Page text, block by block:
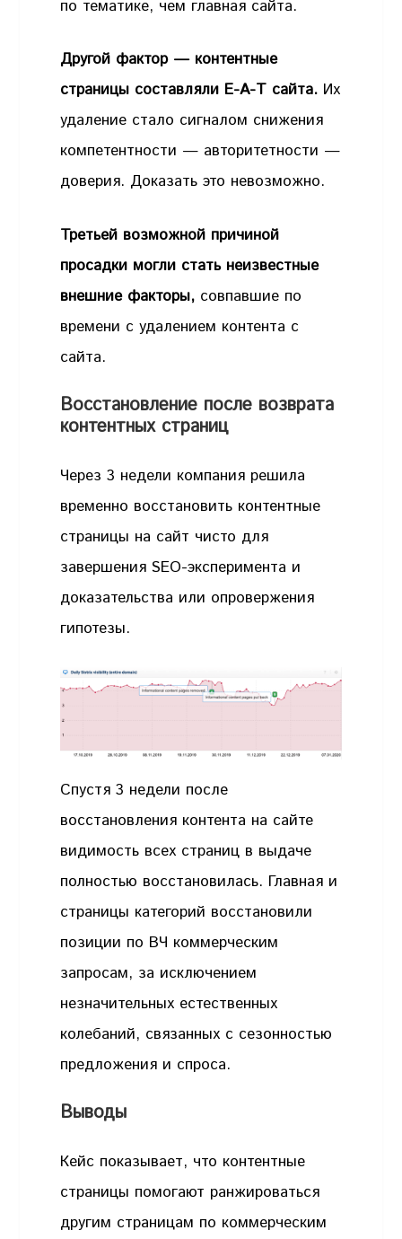
по тематике, чем главная сайта.
Другой фактор — контентные
страницы составляли E-A-T сайта. Их
удаление стало сигналом снижения
компетентности — авторитетности —
доверия. Доказать это невозможно.
Третьей возможной причиной
просадки могли стать неизвестные
внешние факторы, совпавшие по
времени с удалением контента с
сайта.
Восстановление после возврата
контентных страниц
Через 3 недели компания решила
временно восстановить контентные
страницы на сайт чисто для
завершения SEO-эксперимента и
доказательства или опровержения
гипотезы.
Спустя 3 недели после
восстановления контента на сайте
видимость всех страниц в выдаче
полностью восстановилась. Главная и
страницы категорий восстановили
позиции по ВЧ коммерческим
запросам, за исключением
незначительных естественных
колебаний, связанных с сезонностью
предложения и спроса.
Выводы
Кейс показывает, что контентные
страницы помогают ранжироваться
другим страницам по коммерческим